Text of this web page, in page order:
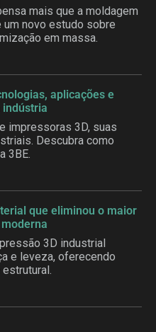
mais que a moldagem
um novo estudo sobre
em massa.
aplicações e
indústria
impressoras 3D, suas
Descubra como
3BE.
que eliminou o maior
3D industrial
e leveza, oferecendo